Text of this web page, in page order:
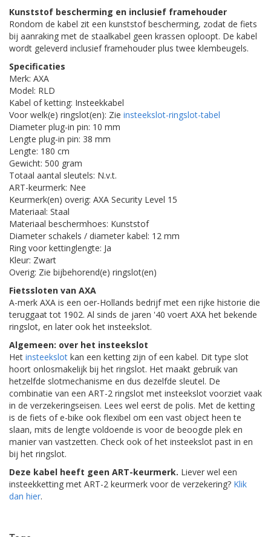
Kunststof bescherming en inclusief framehouder
Rondom de kabel zit een kunststof bescherming, zodat de fiets
bij aanraking met de staalkabel geen krassen oploopt. De kabel
wordt geleverd inclusief framehouder plus twee klembeugels.
Specificaties
Merk: AXA
Model: RLD
Kabel of ketting: Insteekkabel
Voor welk(e) ringslot(en): Zie insteekslot-ringslot-tabel
Diameter plug-in pin: 10 mm
Lengte plug-in pin: 38 mm
Lengte: 180 cm
Gewicht: 500 gram
Totaal aantal sleutels: N.v.t.
ART-keurmerk: Nee
Keurmerk(en) overig: AXA Security Level 15
Materiaal: Staal
Materiaal beschermhoes: Kunststof
Diameter schakels / diameter kabel: 12 mm
Ring voor kettinglengte: Ja
Kleur: Zwart
Overig: Zie bijbehorend(e) ringslot(en)
Fietssloten van AXA
A-merk AXA is een oer-Hollands bedrijf met een rijke historie die
teruggaat tot 1902. Al sinds de jaren '40 voert AXA het bekende
ringslot, en later ook het insteekslot.
Algemeen: over het insteekslot
Het insteekslot kan een ketting zijn of een kabel. Dit type slot
hoort onlosmakelijk bij het ringslot. Het maakt gebruik van
hetzelfde slotmechanisme en dus dezelfde sleutel. De
combinatie van een ART-2 ringslot met insteekslot voorziet vaak
in de verzekeringseisen. Lees wel eerst de polis. Met de ketting
is de fiets of e-bike ook flexibel om een vast object heen te
slaan, mits de lengte voldoende is voor de beoogde plek en
manier van vastzetten. Check ook of het insteekslot past in en
bij het ringslot.
Deze kabel heeft geen ART-keurmerk. Liever wel een
insteekketting met ART-2 keurmerk voor de verzekering? Klik
dan hier.